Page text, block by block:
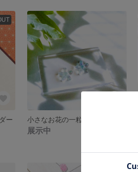
ー
展示中